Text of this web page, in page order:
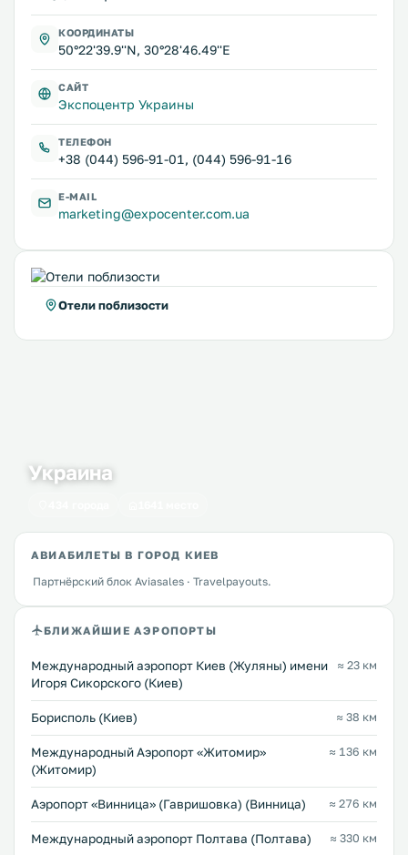
КООРДИНАТЫ
50°22'39.9''N, 30°28'46.49''E
САЙТ
Экспоцентр Украины
ТЕЛЕФОН
+38 (044) 596-91-01, (044) 596-91-16
E-MAIL
marketing@expocenter.com.ua
Отели поблизости
Украина
АВИАБИЛЕТЫ В ГОРОД КИЕВ
Партнёрский блок Aviasales · Travelpayouts.
БЛИЖАЙШИЕ АЭРОПОРТЫ
Международный аэропорт Киев (Жуляны) имени
Игоря Сикорского (Киев)
≈ 23 км
Борисполь (Киев) ≈ 38 км
Международный Аэропорт «Житомир»
(Житомир)
≈ 136 км
Аэропорт «Винница» (Гавришовка) (Винница) ≈ 276 км
Международный аэропорт Полтава (Полтава) ≈ 330 км